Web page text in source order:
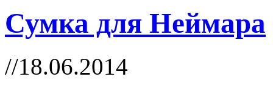
Сумка для Неймара
//18.06.2014